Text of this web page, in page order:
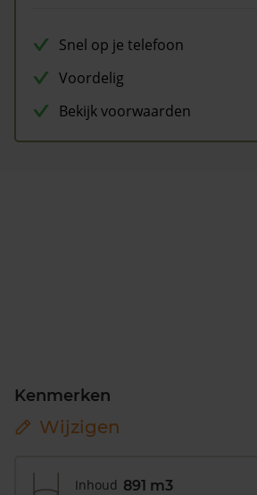
Snel op je telefoon
Voordelig
Bekijk voorwaarden
Kenmerken
Wijzigen
Inhoud 891 m3